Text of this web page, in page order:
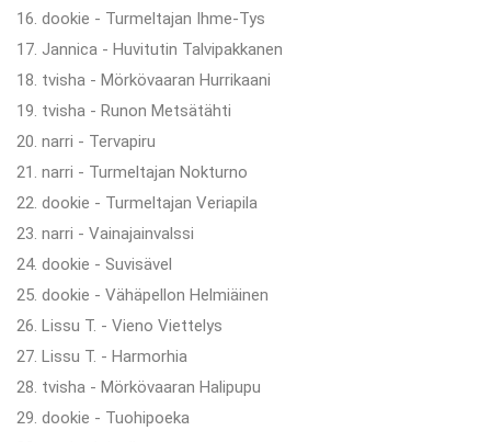
16. dookie - Turmeltajan Ihme-Tys
17. Jannica - Huvitutin Talvipakkanen
18. tvisha - Mörkövaaran Hurrikaani
19. tvisha - Runon Metsätähti
20. narri - Tervapiru
21. narri - Turmeltajan Nokturno
22. dookie - Turmeltajan Veriapila
23. narri - Vainajainvalssi
24. dookie - Suvisävel
25. dookie - Vähäpellon Helmiäinen
26. Lissu T. - Vieno Viettelys
27. Lissu T. - Harmorhia
28. tvisha - Mörkövaaran Halipupu
29. dookie - Tuohipoeka